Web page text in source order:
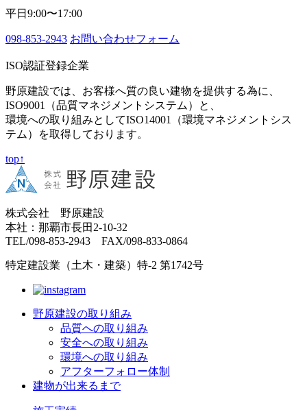
平日9:00〜17:00
098-853-2943 お問い合わせフォーム
ISO認証登録企業
野原建設では、お客様へ質の良い建物を提供する為に、
ISO9001（品質マネジメントシステム）と、
環境への取り組みとしてISO14001（環境マネジメントシス
テム）を取得しております。
top↑
株式会社 野原建設
本社：那覇市長田2-10-32
TEL/098-853-2943 FAX/098-833-0864
特定建設業（土木・建築）特-2 第1742号
野原建設の取り組み
品質への取り組み
安全への取り組み
環境への取り組み
アフターフォロー体制
建物が出来るまで